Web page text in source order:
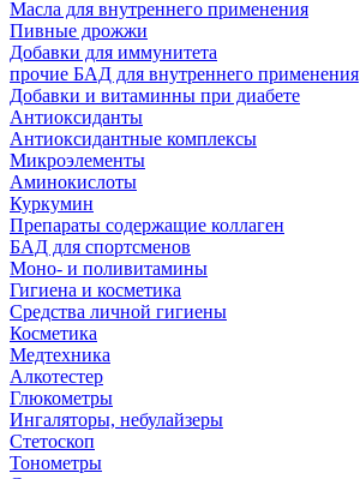
Масла для внутреннего применения
Пивные дрожжи
Добавки для иммунитета
прочие БАД для внутреннего применения
Добавки и витаминны при диабете
Антиоксиданты
Антиоксидантные комплексы
Микроэлементы
Аминокислоты
Куркумин
Препараты содержащие коллаген
БАД для спортсменов
Моно- и поливитамины
Гигиена и косметика
Средства личной гигиены
Косметика
Медтехника
Алкотестер
Глюкометры
Ингаляторы, небулайзеры
Стетоскоп
Тонометры